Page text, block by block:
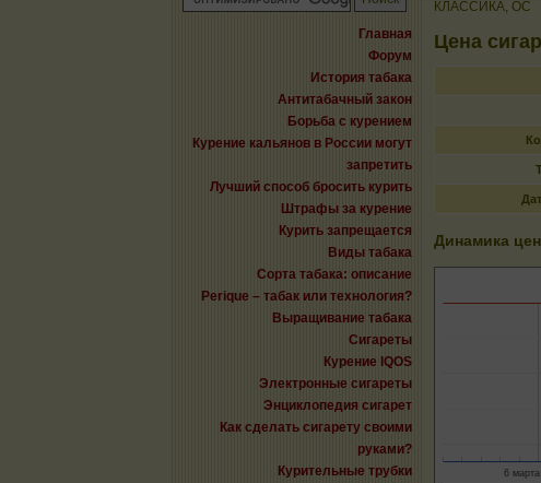
Главная
Форум
История табака
Антитабачный закон
Борьба с курением
Курение кальянов в России могут
запретить
Лучший способ бросить курить
Штрафы за курение
Курить запрещается
Виды табака
Сорта табака: описание
Perique – табак или технология?
Выращивание табака
Сигареты
Курение IQOS
Электронные сигареты
Энциклопедия сигарет
Как сделать сигарету своими
руками?
Курительные трубки
КЛАССИКА, OC
Цена
Динамика
6 марта